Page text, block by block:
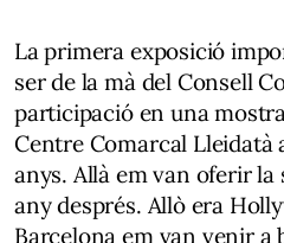
La primera exposició
ser de la mà del Consell
participació en una
Centre Comarcal Lleidatà
anys. Allà em van oferir la
any després. Allò era
Barcelona em van venir a